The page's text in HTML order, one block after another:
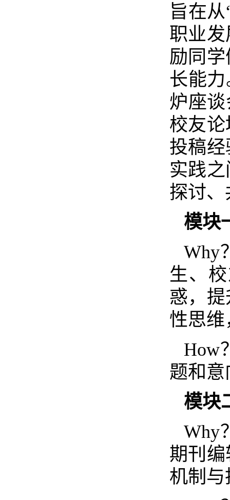
旨在
职业
励同
长能
炉座
校友
投稿
实践
探讨
模块
Why
生、
惑，
性思
How
题和
模块
Why
期刊
机制